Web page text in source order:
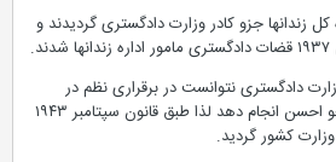
کل زندانها جزو کادر وزارت دادگستری گردیدند و
دادگستری نتوانست در برقراری نظم در
زندانها وظایف محوله را بنحو احسن انجام دهد لذا طبق قانون سپتامبر ۱۹۴۳
کشور گردید.